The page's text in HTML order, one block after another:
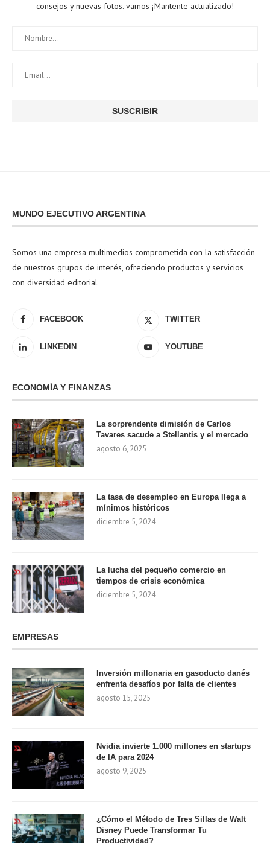
consejos y nuevas fotos. vamos ¡Mantente actualizado!
MUNDO EJECUTIVO ARGENTINA
Somos una empresa multimedios comprometida con la satisfacción
de nuestros grupos de interés, ofreciendo productos y servicios
con diversidad editorial
FACEBOOK TWITTER
LINKEDIN YOUTUBE
ECONOMÍA Y FINANZAS
La sorprendente dimisión de Carlos
Tavares sacude a Stellantis y el mercado
agosto 6, 2025
La tasa de desempleo en Europa llega a
mínimos históricos
diciembre 5, 2024
La lucha del pequeño comercio en
tiempos de crisis económica
diciembre 5, 2024
EMPRESAS
Inversión millonaria en gasoducto danés
enfrenta desafíos por falta de clientes
agosto 15, 2025
Nvidia invierte 1.000 millones en startups
de IA para 2024
agosto 9, 2025
¿Cómo el Método de Tres Sillas de Walt
Disney Puede Transformar Tu
Productividad?